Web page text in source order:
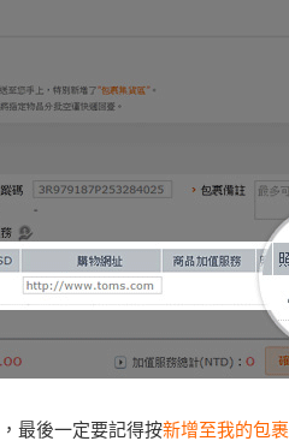
最後一定要記得按新增至我的包裹